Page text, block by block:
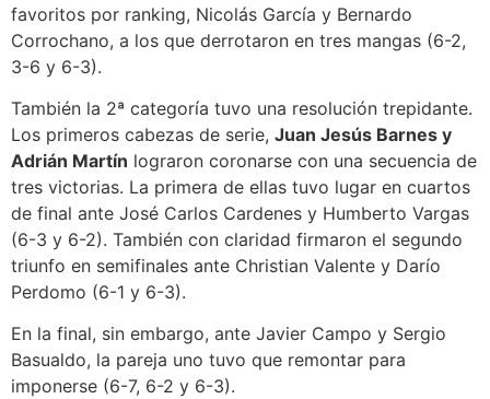
favoritos por ranking, Nicolás García y Bernardo
Corrochano, a los que derrotaron en tres mangas (6-2,
3-6 y 6-3).
También la 2ª categoría tuvo una resolución trepidante.
Los primeros cabezas de serie, Juan Jesús Barnes y
Adrián Martín lograron coronarse con una secuencia de
tres victorias. La primera de ellas tuvo lugar en cuartos
de final ante José Carlos Cardenes y Humberto Vargas
(6-3 y 6-2). También con claridad firmaron el segundo
triunfo en semifinales ante Christian Valente y Darío
Perdomo (6-1 y 6-3).
En la final, sin embargo, ante Javier Campo y Sergio
Basualdo, la pareja uno tuvo que remontar para
imponerse (6-7, 6-2 y 6-3).